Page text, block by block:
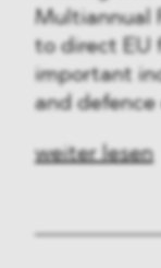
Multiannual
to direct EU
important
and
weiter lesen